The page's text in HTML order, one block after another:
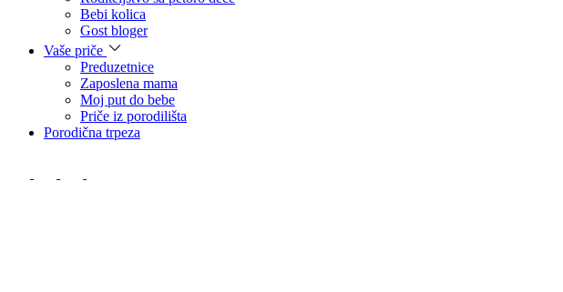
Bebi kolica
Gost bloger
Vaše priče
Preduzetnice
Zaposlena mama
Moj put do bebe
Priče iz porodilišta
Porodična trpeza